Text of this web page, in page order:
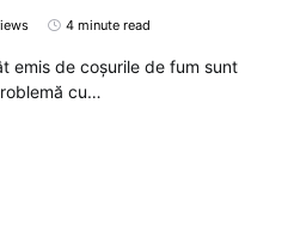
4 minute read
emis de coșurile de fum sunt
cu…